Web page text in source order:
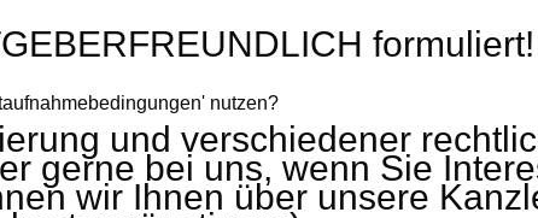
formuliert!
nutzen?
und verschiedener
gerne bei uns, wenn Sie
wir Ihnen über unsere